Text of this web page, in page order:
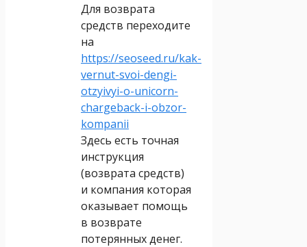
Для возврата
средств переходите
на
https://seoseed.ru/kak-
vernut-svoi-dengi-
otzyivyi-o-unicorn-
chargeback-i-obzor-
kompanii
Здесь есть точная
инструкция
(возврата средств)
и компания которая
оказывает помощь
в возврате
потерянных денег.